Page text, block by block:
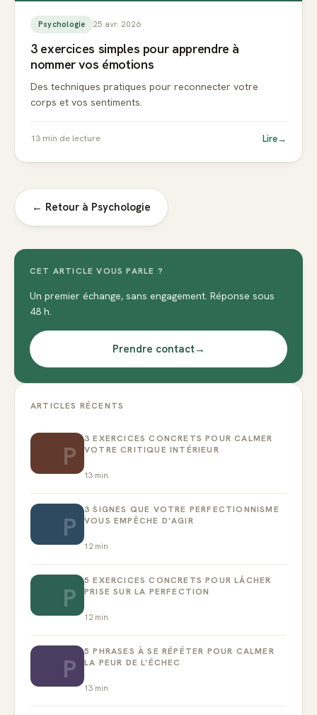
Psychologie 25 avr. 2026
3 exercices simples pour apprendre à
nommer vos émotions
Des techniques pratiques pour reconnecter votre
corps et vos sentiments.
13 min de lecture Lire→
← Retour à Psychologie
CET ARTICLE VOUS PARLE ?
Un premier échange, sans engagement. Réponse sous
48 h.
Prendre contact→
ARTICLES RÉCENTS
P
3 EXERCICES CONCRETS POUR CALMER
VOTRE CRITIQUE INTÉRIEUR
13 min
P
3 SIGNES QUE VOTRE PERFECTIONNISME
VOUS EMPÊCHE D’AGIR
12 min
P
5 EXERCICES CONCRETS POUR LÂCHER
PRISE SUR LA PERFECTION
12 min
P
5 PHRASES À SE RÉPÉTER POUR CALMER
LA PEUR DE L’ÉCHEC
13 min